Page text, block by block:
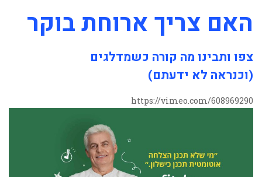
האם צריך ארוחת בוקר
צפו ותבינו מה קורה כשמדלגים
(וכנראה לא ידעתם)
https://vimeo.com/608969290